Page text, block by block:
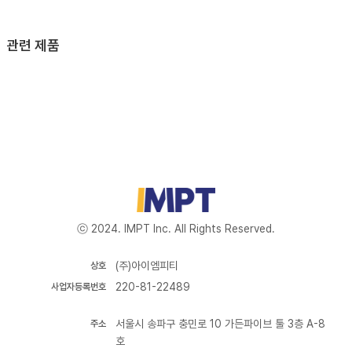
관련 제품
ⓒ 2024. IMPT Inc. All Rights Reserved.
(주)아이엠피티
상호
사업자등록번호
220-81-22489
주소
서울시 송파구 충민로 10 가든파이브 툴 3층 A-8
호